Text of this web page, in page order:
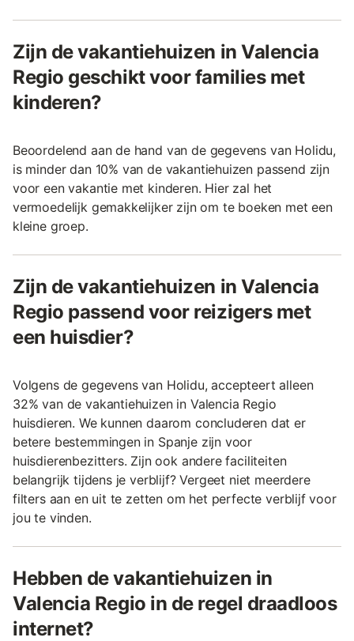
Zijn de vakantiehuizen in Valencia
Regio geschikt voor families met
kinderen?
Beoordelend aan de hand van de gegevens van Holidu,
is minder dan 10% van de vakantiehuizen passend zijn
voor een vakantie met kinderen. Hier zal het
vermoedelijk gemakkelijker zijn om te boeken met een
kleine groep.
Zijn de vakantiehuizen in Valencia
Regio passend voor reizigers met
een huisdier?
Volgens de gegevens van Holidu, accepteert alleen
32% van de vakantiehuizen in Valencia Regio
huisdieren. We kunnen daarom concluderen dat er
betere bestemmingen in Spanje zijn voor
huisdierenbezitters. Zijn ook andere faciliteiten
belangrijk tijdens je verblijf? Vergeet niet meerdere
filters aan en uit te zetten om het perfecte verblijf voor
jou te vinden.
Hebben de vakantiehuizen in
Valencia Regio in de regel draadloos
internet?